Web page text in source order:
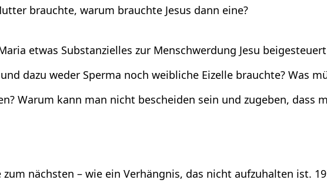
brauchte, warum brauchte Jesus dann eine?
etwas Substanzielles zur Menschwerdung Jesu
dazu weder Sperma noch weibliche Eizelle brauchte? Was
Warum kann man nicht bescheiden sein und zugeben, dass
nächsten – wie ein Verhängnis, das nicht aufzuhalten ist.